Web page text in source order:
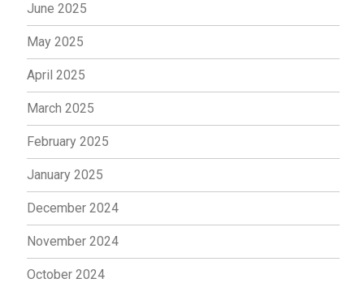
June 2025
May 2025
April 2025
March 2025
February 2025
January 2025
December 2024
November 2024
October 2024